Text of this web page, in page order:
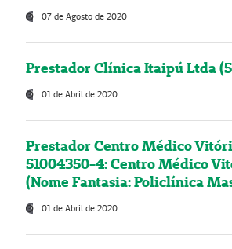
07 de Agosto de 2020
Prestador Clínica Itaipú Ltda
01 de Abril de 2020
Prestador Centro Médico
51004350-4: Centro Médico
(Nome Fantasia: Policlínica
01 de Abril de 2020